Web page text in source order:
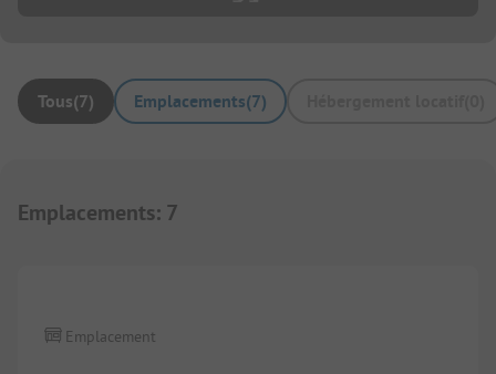
Tous(7) Emplacements(7)
Emplacements: 7
Emplacement